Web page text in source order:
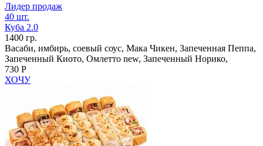
Лидер продаж
40 шт.
Куба 2.0
1400 гр.
Васаби, имбирь, соевый соус, Мака Чикен, Запеченная Пеппа,
Запеченный Киото, Омлетто new, Запеченный Норико,
730 Р
ХОЧУ